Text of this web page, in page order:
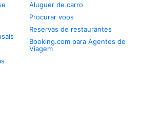
Aluguer de carro
Procurar voos
Reservas de restaurantes
Booking.com para Agentes de
Viagem